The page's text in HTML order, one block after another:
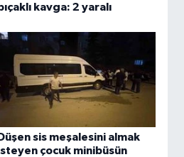
bıçaklı kavga: 2 yaralı
sis meşalesini almak
çocuk minibüsün